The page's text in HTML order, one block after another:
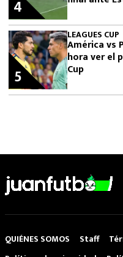
4
LEAGUES CUP
América vs
hora ver el
Cup
5
QUIÉNES SOMOS Staff